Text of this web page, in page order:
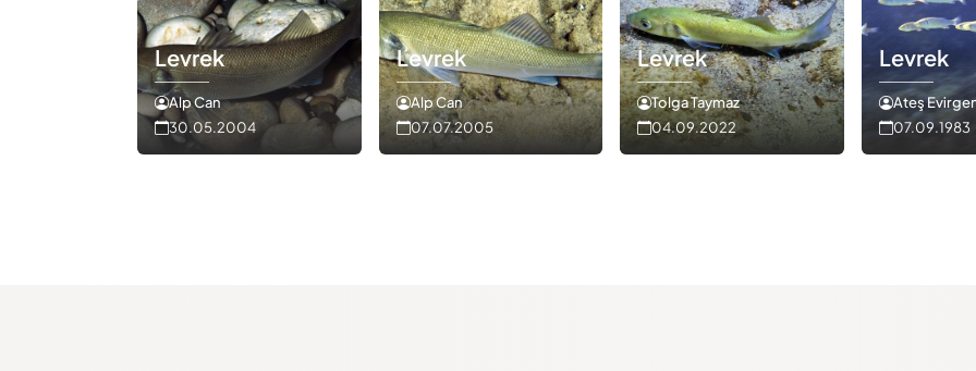
Levrek
Alp Can
30.05.2004
Levrek
Alp Can
07.07.2005
Levrek
Tolga Taymaz
04.09.2022
Levrek
Ateş
07.09.1983